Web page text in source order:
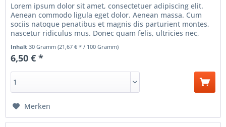
Lorem ipsum dolor sit amet, consectetuer adipiscing elit.
Aenean commodo ligula eget dolor. Aenean massa. Cum
sociis natoque penatibus et magnis dis parturient montes,
nascetur ridiculus mus. Donec quam felis, ultricies nec,
Inhalt30 Gramm(21,67 € * / 100 Gramm)
6,50 € *
Merken